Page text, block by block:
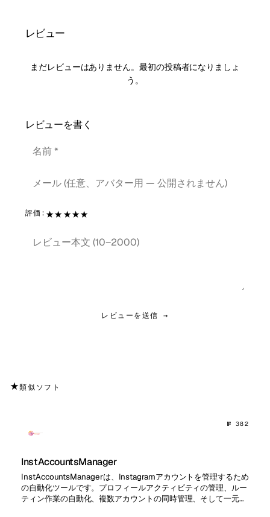
レビュー
まだレビューはありません。最初の投稿者になりましょ
う。
レビューを書く
評価: ★★★★★
レビューを送信 →
★類似ソフト
№ 382
InstAccountsManager
InstAccountsManagerは、Instagramアカウントを管理するため
の自動化ツールです。プロフィールアクティビティの管理、ルー
ティン作業の自動化、複数アカウントの同時管理、そして一元管